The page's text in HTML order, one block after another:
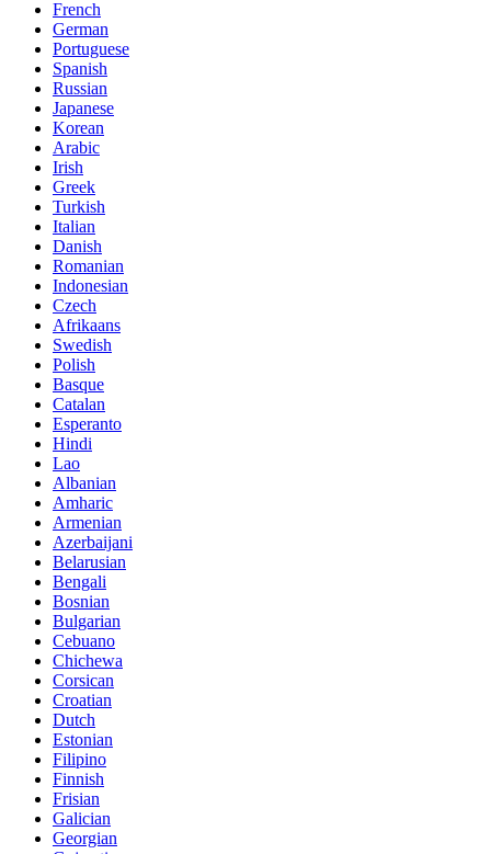
French
German
Portuguese
Spanish
Russian
Japanese
Korean
Arabic
Irish
Greek
Turkish
Italian
Danish
Romanian
Indonesian
Czech
Afrikaans
Swedish
Polish
Basque
Catalan
Esperanto
Hindi
Lao
Albanian
Amharic
Armenian
Azerbaijani
Belarusian
Bengali
Bosnian
Bulgarian
Cebuano
Chichewa
Corsican
Croatian
Dutch
Estonian
Filipino
Finnish
Frisian
Galician
Georgian